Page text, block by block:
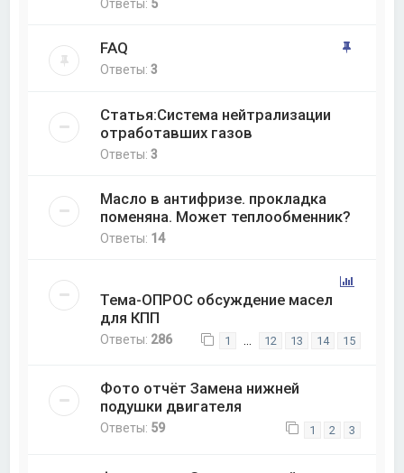
Ответы: 5
FAQ
Ответы:3
Статья:Система нейтрализации
отработавших газов
Ответы:3
Масло в антифризе. прокладка
поменяна. Может теплообменник?
Ответы: 14
Тема-ОПРОС обсуждение масел
для КПП
Ответы: 286 1 … 12 13 14 15
Фото отчёт Замена нижней
подушки двигателя
Ответы: 59 1 2 3